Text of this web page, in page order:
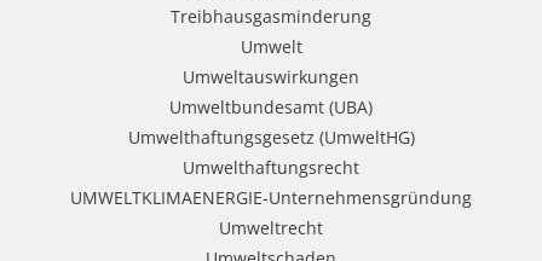
Treibhausgasminderung
Umwelt
Umweltauswirkungen
Umweltbundesamt (UBA)
Umwelthaftungsgesetz (UmweltHG)
Umwelthaftungsrecht
UMWELTKLIMAENERGIE-Unternehmensgründung
Umweltrecht